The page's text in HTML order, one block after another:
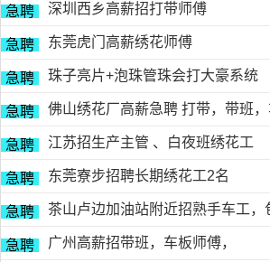
急聘 深圳西乡高薪招打带师傅
急聘 东莞虎门高薪绣花师傅
急聘 珠子亮片+泡珠管珠会打大豪系统
急聘 佛山绣花厂高薪急聘 打带，带班
急聘 江苏招生产主管 、白夜班绣花工
急聘 东莞寮步招聘长期绣花工2名
急聘 茶山卢边加油站附近招熟手车工，包吃包住只上白班，工资
急聘 广州高薪招带班，车板师傅，